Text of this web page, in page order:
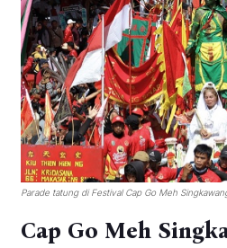
Parade tatung di Festival Cap Go Meh
Cap Go Meh